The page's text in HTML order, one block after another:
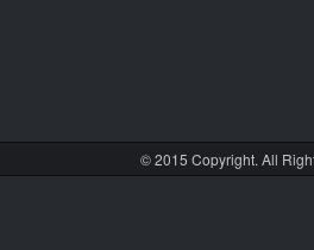
© 2015 Copyright. All